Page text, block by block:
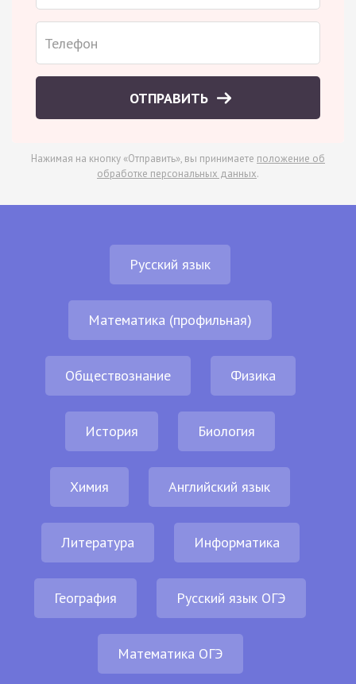
ОТПРАВИТЬ
Нажимая на кнопку «Отправить», вы принимаете положение об
обработке персональных данных.
Русский язык
Математика (профильная)
Обществознание Физика
История Биология
Химия Английский язык
Литература Информатика
География Русский язык ОГЭ
Математика ОГЭ